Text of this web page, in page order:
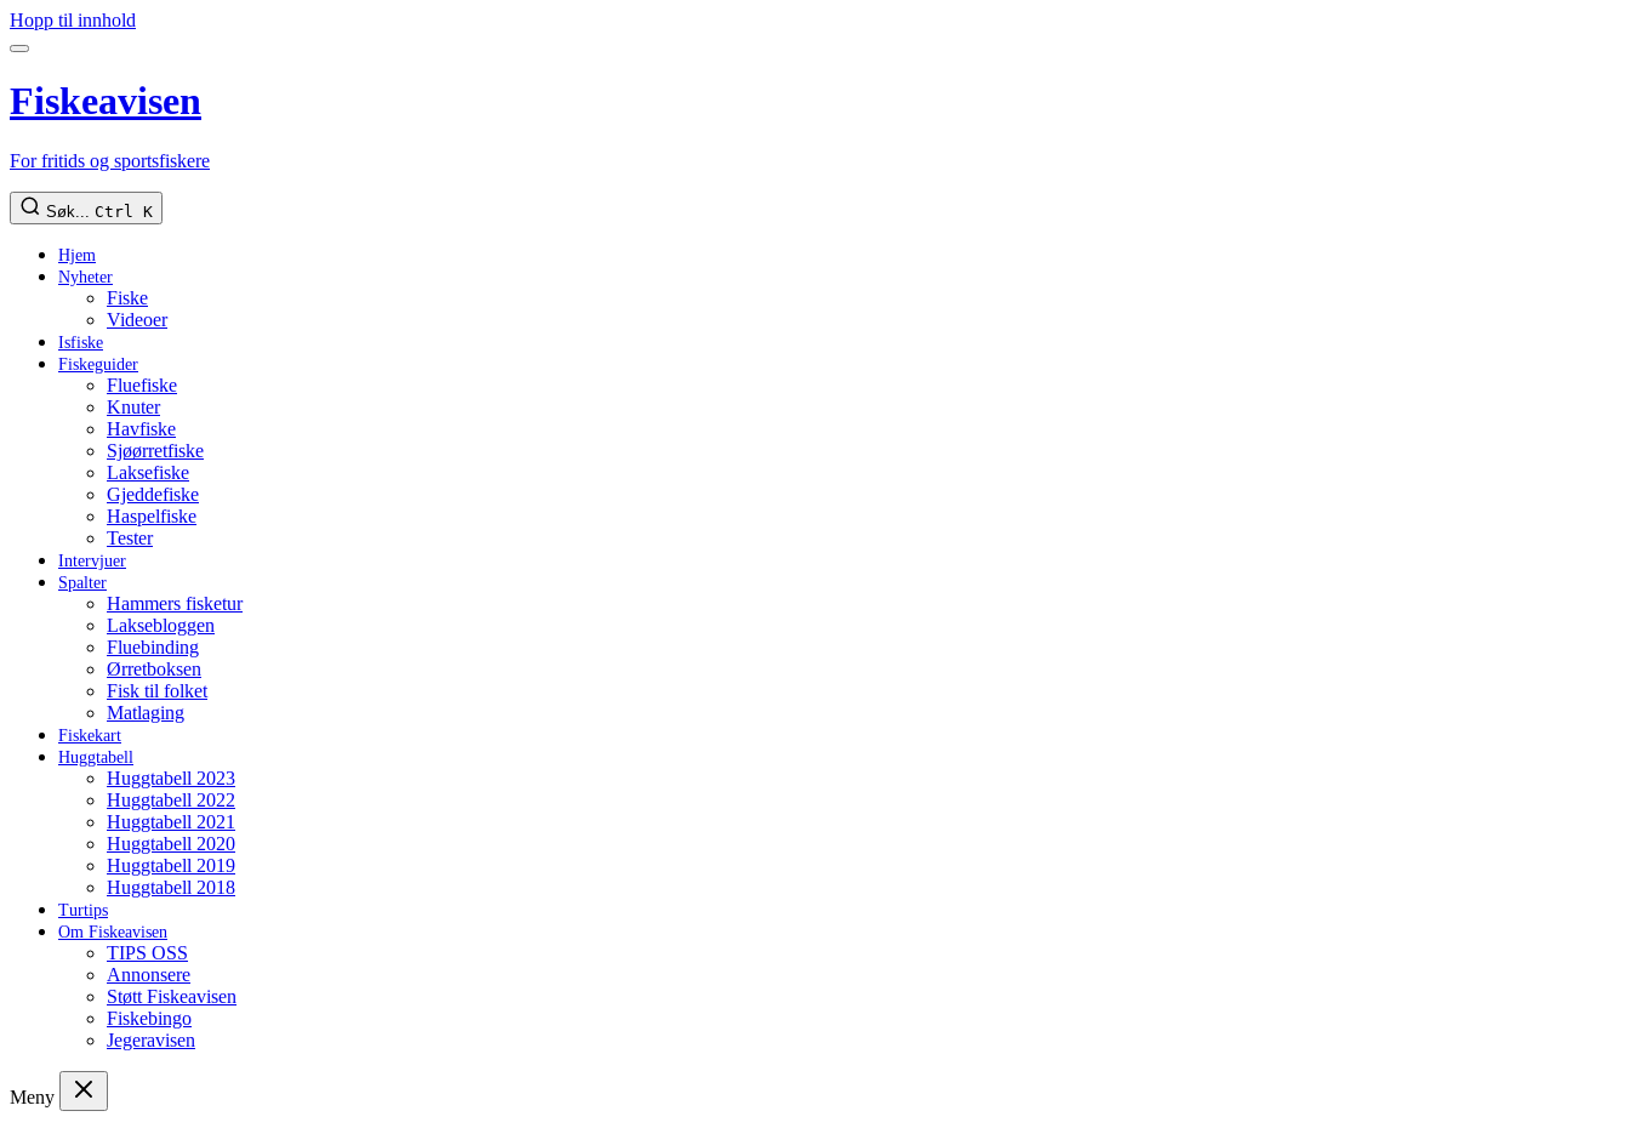
Hopp til innhold
Fiskeavisen
For fritids og sportsfiskere
Søk... Ctrl K
Hjem
Nyheter
Fiske
Videoer
Isfiske
Fiskeguider
Fluefiske
Knuter
Havfiske
Sjøørretfiske
Laksefiske
Gjeddefiske
Haspelfiske
Tester
Intervjuer
Spalter
Hammers fisketur
Laksebloggen
Fluebinding
Ørretboksen
Fisk til folket
Matlaging
Fiskekart
Huggtabell
Huggtabell 2023
Huggtabell 2022
Huggtabell 2021
Huggtabell 2020
Huggtabell 2019
Huggtabell 2018
Turtips
Om Fiskeavisen
TIPS OSS
Annonsere
Støtt Fiskeavisen
Fiskebingo
Jegeravisen
Meny